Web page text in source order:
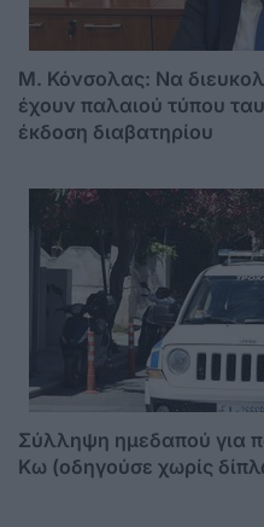
Μ. Κόνσολας: Να
έχουν παλαιού τύπου
έκδοση διαβατηρίου
Σύλληψη ημεδαπού για
Κω (οδηγούσε χωρίς